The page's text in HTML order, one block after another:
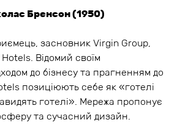
Бренсон (1950)
засновник Virgin Group,
Відомий своїм
до бізнесу та прагненням до
позиціюють себе як «готелі
готелі». Мережа пропонує
та сучасний дизайн.